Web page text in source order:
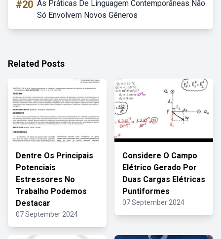
#20 As Práticas De Linguagem Contemporâneas Não
Só Envolvem Novos Gêneros
Related Posts
Dentre Os Principais
Potenciais
Estressores No
Trabalho Podemos
Destacar
07 September 2024
Considere O Campo
Elétrico Gerado Por
Duas Cargas Elétricas
Puntiformes
07 September 2024